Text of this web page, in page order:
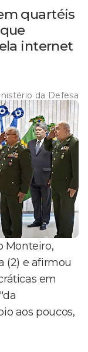
quartéis
internet
da Defesa
Monteiro,
(2) e afirmou
em
aos poucos,